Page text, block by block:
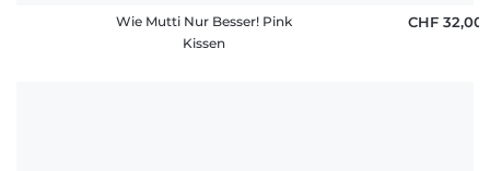
Wie Mutti Nur Besser! Pink
Kissen
CHF 32,00